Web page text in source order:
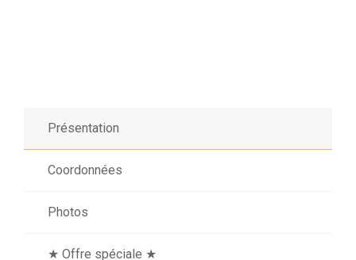
Présentation
Coordonnées
Photos
★ Offre spéciale ★